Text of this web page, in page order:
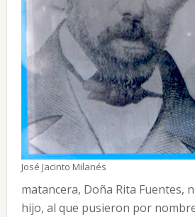
José Jacinto Milanés
matancera, Doña Rita Fuentes,
hijo, al que pusieron por